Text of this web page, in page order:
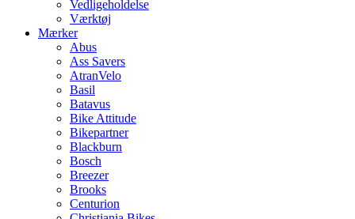
Vedligeholdelse
Værktøj
Mærker
Abus
Ass Savers
AtranVelo
Basil
Batavus
Bike Attitude
Bikepartner
Blackburn
Bosch
Breezer
Brooks
Centurion